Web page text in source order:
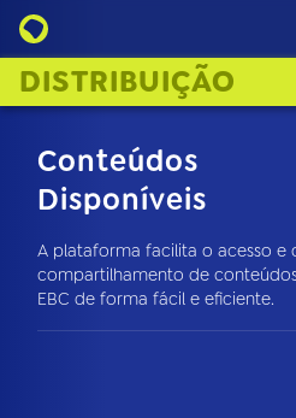
DISTRIBUIÇÃO
Conteúdos
Disponíveis
A plataforma facilita o acesso e
compartilhamento de
EBC de forma fácil e eficiente.